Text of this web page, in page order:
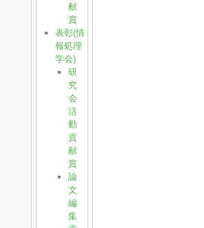
献
賞
表彰(情
報処理
学会)
研
究
会
活
動
貢
献
賞
論
文
編
集